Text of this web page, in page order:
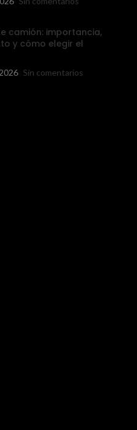
camión: importancia,
y cómo elegir el
Sin comentarios